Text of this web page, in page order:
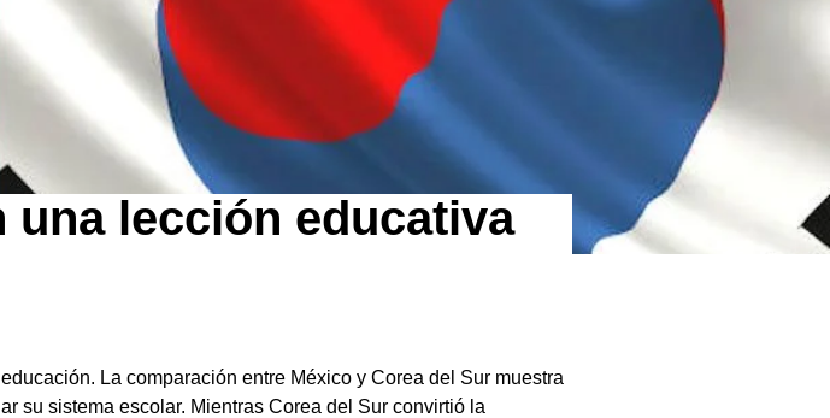
una lección educativa
La comparación entre México y Corea del Sur muestra
su sistema escolar. Mientras Corea del Sur convirtió la